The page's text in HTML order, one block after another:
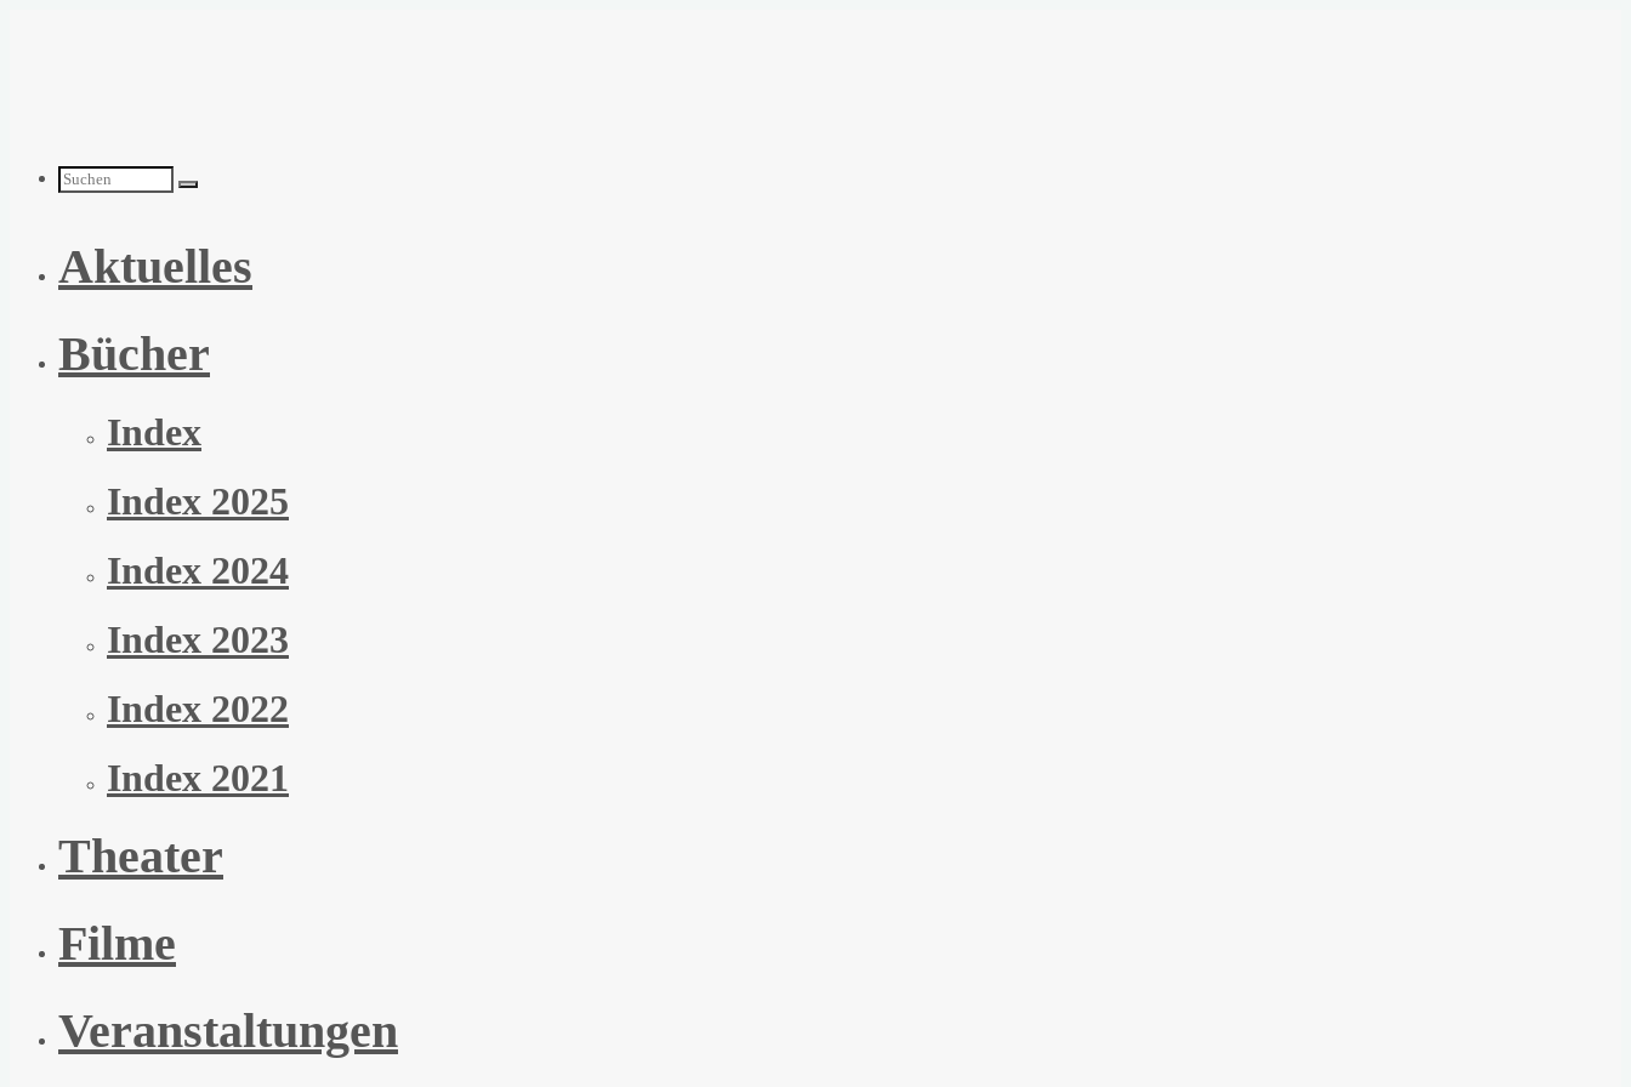
Suchen
nach:
Aktuelles
Bücher
Index
Index 2025
Index 2024
Index 2023
Index 2022
Index 2021
Theater
Filme
Veranstaltungen